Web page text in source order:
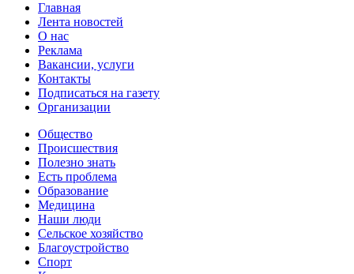
Главная
Лента новостей
О нас
Реклама
Вакансии, услуги
Контакты
Подписаться на газету
Организации
Общество
Происшествия
Полезно знать
Есть проблема
Образование
Медицина
Наши люди
Сельское хозяйство
Благоустройство
Спорт